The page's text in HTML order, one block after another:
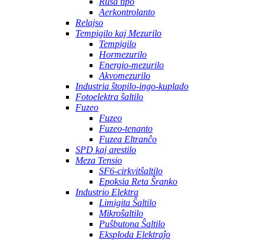
Aerkontrolanto
Relajso
Tempigilo kaj Mezurilo
Tempigilo
Hormezurilo
Energio-mezurilo
Akvomezurilo
Industria ŝtopilo-ingo-kuplado
Fotoelektra ŝaltilo
Fuzeo
Fuzeo
Fuzeo-tenanto
Fuzea Eltranĉo
SPD kaj arestilo
Meza Tensio
SF6-cirkvitŝaltilo
Epoksia Reta Ŝranko
Industrio Elektra
Limigita Ŝaltilo
Mikroŝaltilo
Puŝbutona Ŝaltilo
Eksploda Elektraĵo